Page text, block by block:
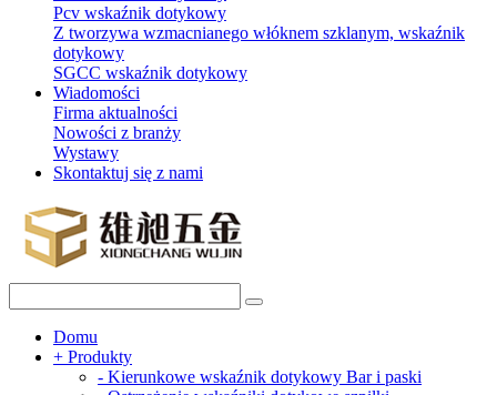
Pcv wskaźnik dotykowy
Z tworzywa wzmacnianego włóknem szklanym, wskaźnik
dotykowy
SGCC wskaźnik dotykowy
Wiadomości
Firma aktualności
Nowości z branży
Wystawy
Skontaktuj się z nami
Domu
+ Produkty
- Kierunkowe wskaźnik dotykowy Bar i paski